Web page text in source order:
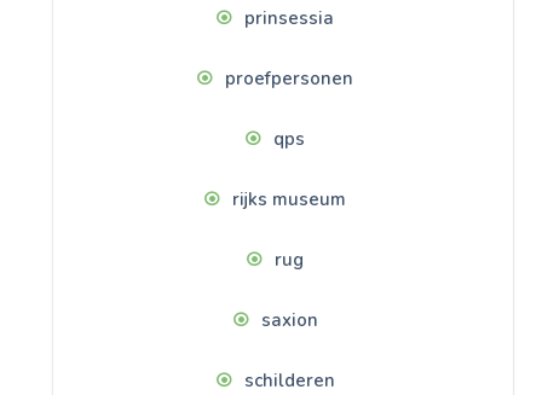
prinsessia
proefpersonen
qps
rijks museum
rug
saxion
schilderen